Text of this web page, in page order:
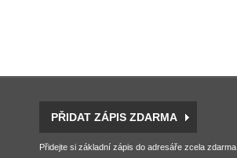
PŘIDAT ZÁPIS ZDARMA
Přidejte si základní zápis do adresáře zcela zdarma.